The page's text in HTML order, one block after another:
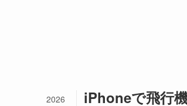
iPhoneで飛行
2026